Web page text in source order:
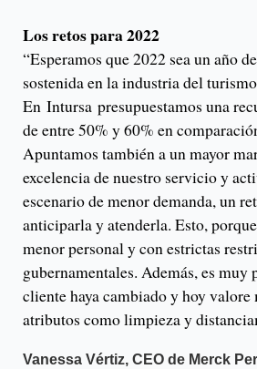
Los retos para 2022
“Esperamos que 2022 sea un año
sostenida en la industria del
En Intursa presupuestamos una
de entre 50% y 60% en
Apuntamos también a un mayor
excelencia de nuestro servicio y
escenario de menor demanda, un
anticiparla y atenderla. Esto,
menor personal y con estrictas
gubernamentales. Además, es muy
cliente haya cambiado y hoy valore
atributos como limpieza y
Vanessa Vértiz, CEO de Merck